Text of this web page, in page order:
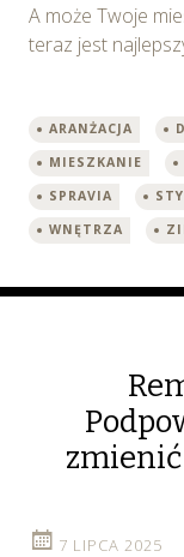
A może Twoje
teraz jest
ARANŻACJA
MIESZKANIE
SPRAVIA
WNĘTRZA
7 LIPCA 2025